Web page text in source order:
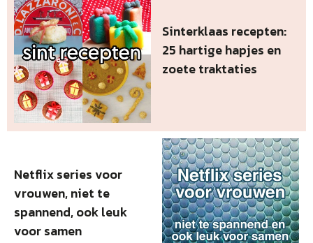
Sinterklaas recepten:
25 hartige hapjes en
zoete traktaties
Netflix series voor
vrouwen, niet te
spannend, ook leuk
voor samen